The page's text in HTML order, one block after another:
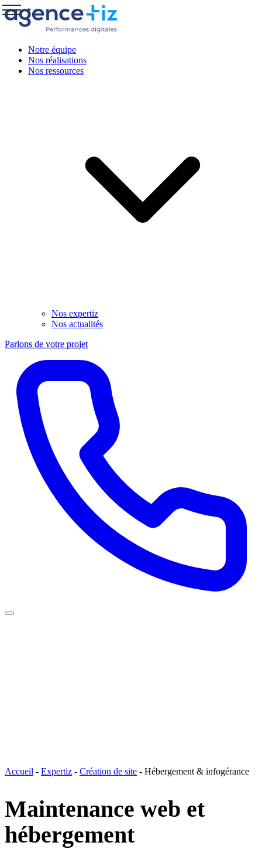
Notre équipe
Nos réalisations
Nos ressources
Nos expertiz
Nos actualités
Parlons de votre projet
Accueil - Expertiz - Création de site - Hébergement & infogérance
Maintenance web et
hébergement